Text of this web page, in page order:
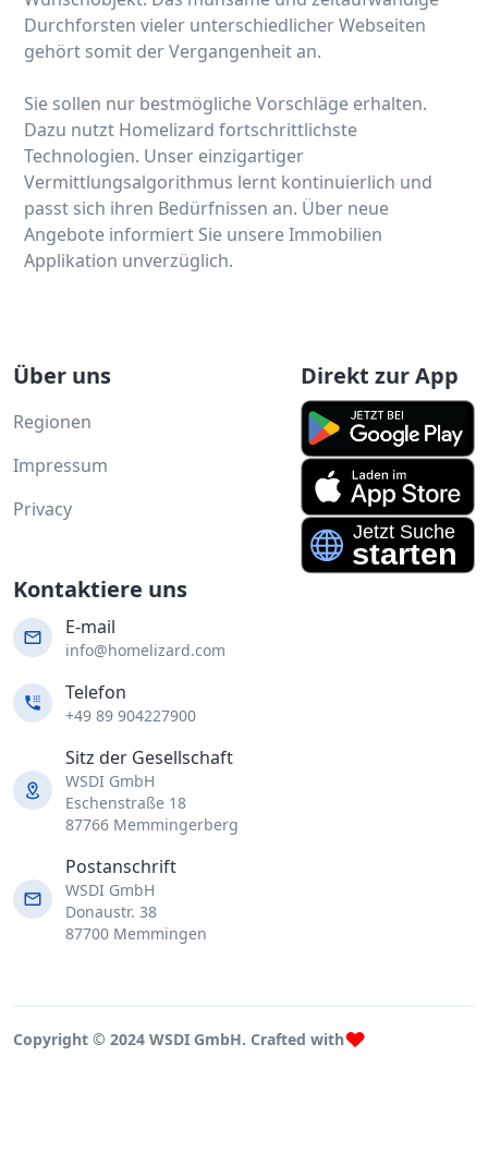
Durchforsten vieler unterschiedlicher Webseiten
gehört somit der Vergangenheit an.
Sie sollen nur bestmögliche Vorschläge erhalten.
Dazu nutzt Homelizard fortschrittlichste
Technologien. Unser einzigartiger
Vermittlungsalgorithmus lernt kontinuierlich und
passt sich ihren Bedürfnissen an. Über neue
Angebote informiert Sie unsere Immobilien
Applikation unverzüglich.
Über uns
Regionen
Impressum
Privacy
Direkt zur App
Kontaktiere uns
E-mail
info@homelizard.com
Telefon
+49 89 904227900
Sitz der Gesellschaft
WSDI GmbH
Eschenstraße 18
87766 Memmingerberg
Postanschrift
WSDI GmbH
Donaustr. 38
87700 Memmingen
Copyright © 2024 WSDI GmbH. Crafted with